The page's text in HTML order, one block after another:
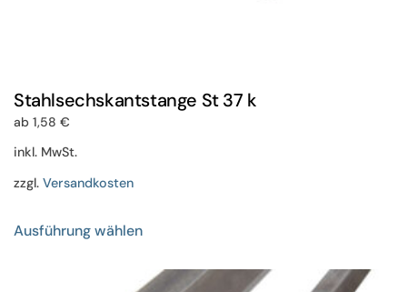
Stahlsechskantstange St 37 k
ab 1,58 €
inkl. MwSt.
zzgl. Versandkosten
Ausführung wählenProdukt
mehrere